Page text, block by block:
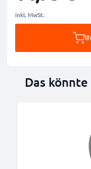
inkl. MwSt.
Das